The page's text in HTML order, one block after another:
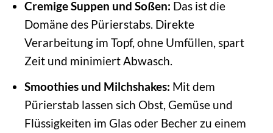
Cremige Suppen und Soßen: Das ist die
Domäne des Pürierstabs. Direkte
Verarbeitung im Topf, ohne Umfüllen, spart
Zeit und minimiert Abwasch.
Smoothies und Milchshakes: Mit dem
Pürierstab lassen sich Obst, Gemüse und
Flüssigkeiten im Glas oder Becher zu einem